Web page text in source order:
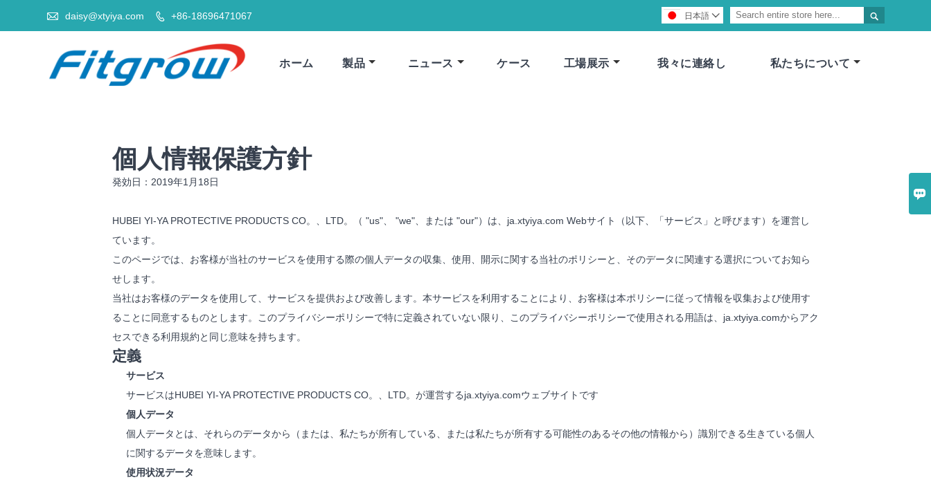

 daisy@xtyiya.com  +86-18696471067 
日本語 
ホーム 製品 ニュース ケース 工場展示 我々に連絡し 私たちについて
個人情報保護方針
発効日：2019年1月18日
HUBEI YI-YA PROTECTIVE PRODUCTS CO。、LTD。（ "us"、 "we"、または "our"）は、ja.xtyiya.com Webサイト（以下、「サービス」と呼びます）を運営し
ています。
このページでは、お客様が当社のサービスを使用する際の個人データの収集、使用、開示に関する当社のポリシーと、そのデータに関連する選択についてお知ら
せします。
当社はお客様のデータを使用して、サービスを提供および改善します。本サービスを利用することにより、お客様は本ポリシーに従って情報を収集および使用す
ることに同意するものとします。このプライバシーポリシーで特に定義されていない限り、このプライバシーポリシーで使用される用語は、ja.xtyiya.comからアク
セスできる利用規約と同じ意味を持ちます。
定義
サービス
サービスはHUBEI YI-YA PROTECTIVE PRODUCTS CO。、LTD。が運営するja.xtyiya.comウェブサイトです
個人データ
個人データとは、それらのデータから（または、私たちが所有している、または私たちが所有する可能性のあるその他の情報から）識別できる生きている個人
に関するデータを意味します。
使用状況データ